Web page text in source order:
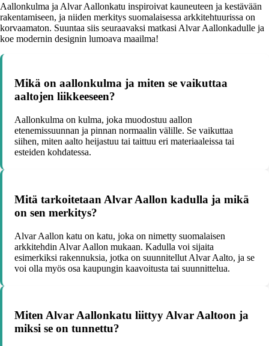
Aallonkulma ja Alvar Aallonkatu inspiroivat kauneuteen ja kestävään
rakentamiseen, ja niiden merkitys suomalaisessa arkkitehtuurissa on
korvaamaton. Suuntaa siis seuraavaksi matkasi Alvar Aallonkadulle ja
koe modernin designin lumoava maailma!
Mikä on aallonkulma ja miten se vaikuttaa
aaltojen liikkeeseen?
Aallonkulma on kulma, joka muodostuu aallon
etenemissuunnan ja pinnan normaalin välille. Se vaikuttaa
siihen, miten aalto heijastuu tai taittuu eri materiaaleissa tai
esteiden kohdatessa.
Mitä tarkoitetaan Alvar Aallon kadulla ja mikä
on sen merkitys?
Alvar Aallon katu on katu, joka on nimetty suomalaisen
arkkitehdin Alvar Aallon mukaan. Kadulla voi sijaita
esimerkiksi rakennuksia, jotka on suunnitellut Alvar Aalto, ja se
voi olla myös osa kaupungin kaavoitusta tai suunnittelua.
Miten Alvar Aallonkatu liittyy Alvar Aaltoon ja
miksi se on tunnettu?